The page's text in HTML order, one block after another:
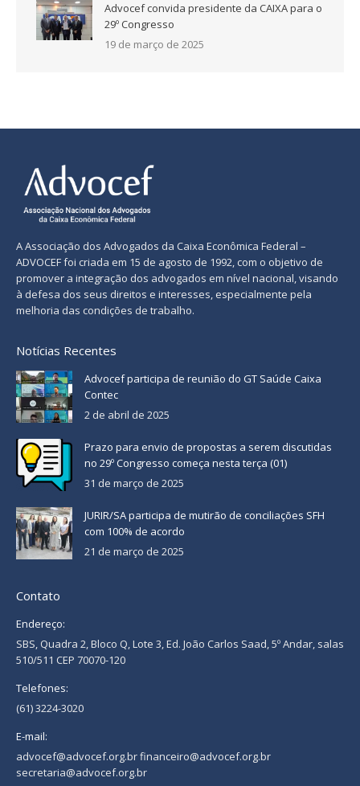
Advocef convida presidente da CAIXA para o
29º Congresso
19 de março de 2025
A Associação dos Advogados da Caixa Econômica Federal –
ADVOCEF foi criada em 15 de agosto de 1992, com o objetivo de
promover a integração dos advogados em nível nacional, visando
à defesa dos seus direitos e interesses, especialmente pela
melhoria das condições de trabalho.
Notícias Recentes
Advocef participa de reunião do GT Saúde Caixa
Contec
2 de abril de 2025
Prazo para envio de propostas a serem discutidas
no 29º Congresso começa nesta terça (01)
31 de março de 2025
JURIR/SA participa de mutirão de conciliações SFH
com 100% de acordo
21 de março de 2025
Contato
Endereço:
SBS, Quadra 2, Bloco Q, Lote 3, Ed. João Carlos Saad, 5º Andar, salas
510/511 CEP 70070-120
Telefones:
(61) 3224-3020
E-mail:
advocef@advocef.org.br financeiro@advocef.org.br
secretaria@advocef.org.br